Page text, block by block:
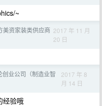
~
美资家装类供应商 2017 年 11 月
20 日
创业公司（制造业智
2017 年 8
月 14 日
经验哦